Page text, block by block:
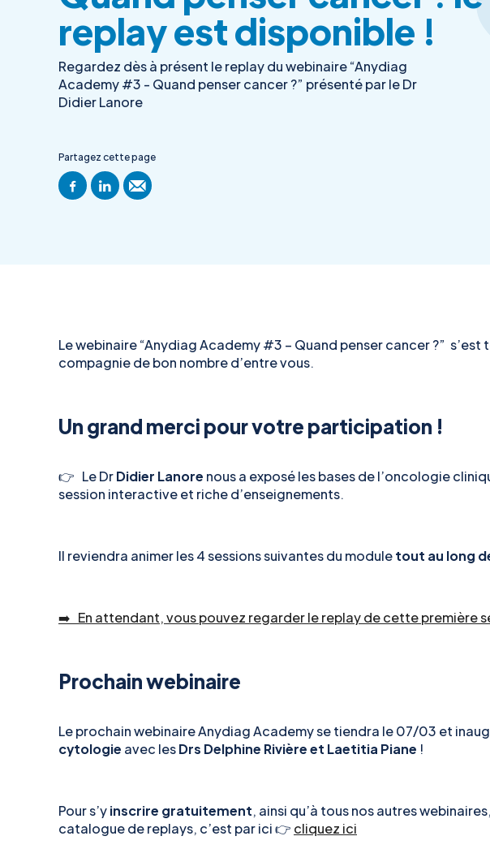
replay est disponible !
Regardez dès à présent le replay du webinaire “Anydiag
Academy #3 - Quand penser cancer ?” présenté par le Dr
Didier Lanore
Partagez cette page
Le webinaire “Anydiag Academy #3 – Quand penser cancer ?” s’est
compagnie de bon nombre d’entre vous.
Un grand merci pour votre participation !
👉 Le DrDidier Lanore nous a exposé les bases de l’oncologie
session interactive et riche d’enseignements.
Il reviendra animer les 4 sessions suivantes du moduletout au long
➡️ En attendant, vous pouvez regarder le replay de cette première
Prochain webinaire
Le prochain webinaire Anydiag Academy se tiendra le 07/03 et
cytologie avec lesDrs Delphine Rivière et Laetitia Piane !
Pour s’yinscrire gratuitement, ainsi qu’à tous nos autres
catalogue de replays, c’est par ici 👉 cliquez ici